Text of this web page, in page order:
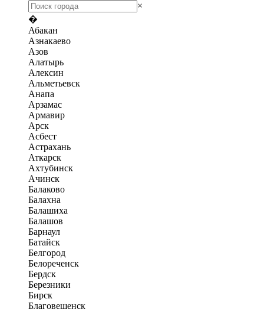
×
�
Абакан
Азнакаево
Азов
Алатырь
Алексин
Альметьевск
Анапа
Арзамас
Армавир
Арск
Асбест
Астрахань
Аткарск
Ахтубинск
Ачинск
Балаково
Балахна
Балашиха
Балашов
Барнаул
Батайск
Белгород
Белореченск
Бердск
Березники
Бирск
Благовещенск